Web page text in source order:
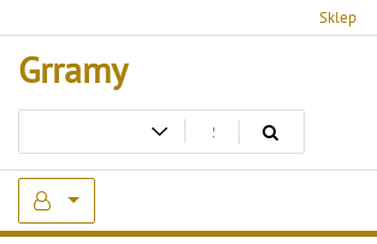
to
content
Sklep
Grramy